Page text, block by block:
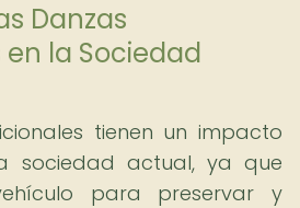
Danzas
la Sociedad
tienen un impacto
sociedad actual, ya que
para preservar y